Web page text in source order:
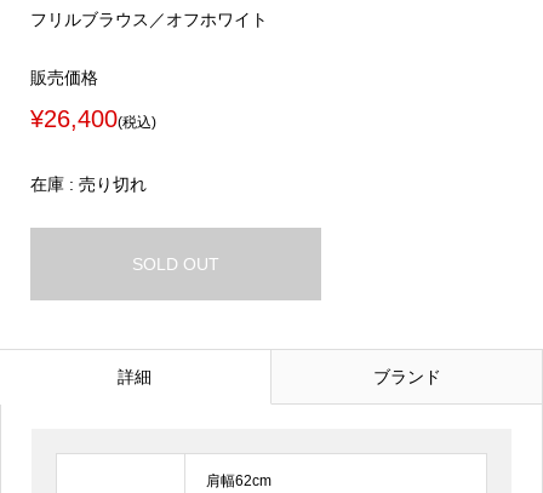
フリルブラウス／オフホワイト
販売価格
¥26,400(税込)
在庫 : 売り切れ
SOLD OUT
詳細 ブランド
肩幅62cm